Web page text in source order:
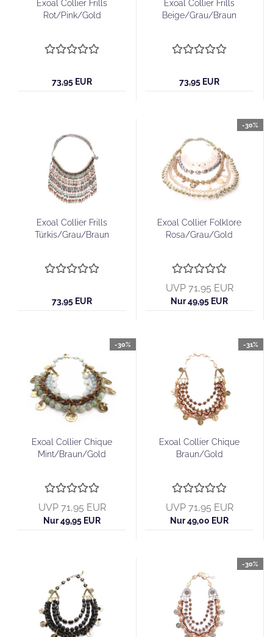
Exoal Collier Frills
Rot/Pink/Gold
73,95 EUR
Exoal Collier Frills
Beige/Grau/Braun
73,95 EUR
Exoal Collier Frills
Türkis/Grau/Braun
73,95 EUR
-30%
Exoal Collier Folklore
Rosa/Grau/Gold
UVP 71,95 EUR
Nur 49,95 EUR
-30%
Exoal Collier Chique
Mint/Braun/Gold
UVP 71,95 EUR
Nur 49,95 EUR
-31%
Exoal Collier Chique
Braun/Gold
UVP 71,95 EUR
Nur 49,00 EUR
-30%